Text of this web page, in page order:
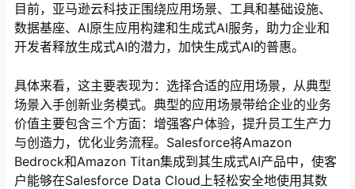
目前，亚马逊云科技正围绕应用场景、工具和基础设施、
数据基座、AI原生应用构建和生成式AI服务，助力企业和
开发者释放生成式AI的潜力，加快生成式AI的普惠。
具体来看，这主要表现为：选择合适的应用场景，从典型
场景入手创新业务模式。典型的应用场景带给企业的业务
价值主要包含三个方面：增强客户体验，提升员工生产力
与创造力，优化业务流程。Salesforce将Amazon
Bedrock和Amazon Titan集成到其生成式AI产品中，使客
户能够在Salesforce Data Cloud上轻松安全地使用其数